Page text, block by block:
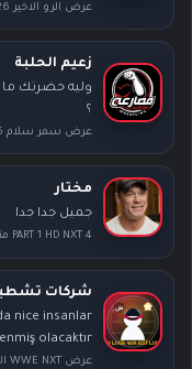
عرض الرو الاخير 3/8/2026 كامل مترجم
زعيم الحلبة
وليه حضرتك
؟
عرض سمر سلام SummerSlam 2026 الليلة الأولى كامل مترجم
مختار
جميل جدا جدا
PART 1 HD NXT 4 مترجم
شركات
nice insanlar
olacaktır.
عرض WWE NXT الأخير 4/8/2026 كامل مترجم